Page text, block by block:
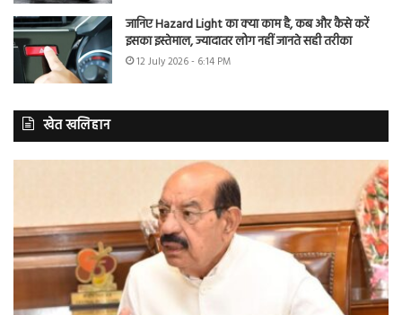
जानिए Hazard Light का क्या काम है, कब और कैसे करें
इसका इस्तेमाल, ज्यादातर लोग नहीं जानते सही तरीका
12 July 2026 - 6:14 PM
खेत खलिहान